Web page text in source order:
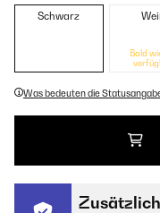
Schwarz
Bald
Was bedeuten die